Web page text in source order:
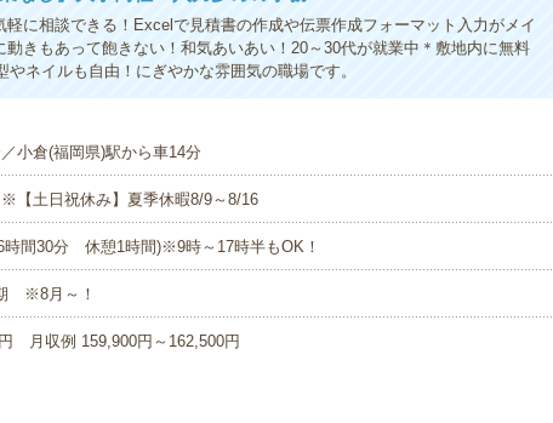
に相談できる！Excelで見積書の作成や伝票作成フォーマット入力がメイ
きもあって飽きない！和気あいあい！20～30代が就業中＊敷地内に無料
ネイルも自由！にぎやかな雰囲気の職場です。
小倉(福岡県)駅から車14分
【土日祝休み】夏季休暇8/9～8/16
時間30分 休憩1時間)※9時～17時半もOK！
※8月～！
月収例 159,900円～162,500円